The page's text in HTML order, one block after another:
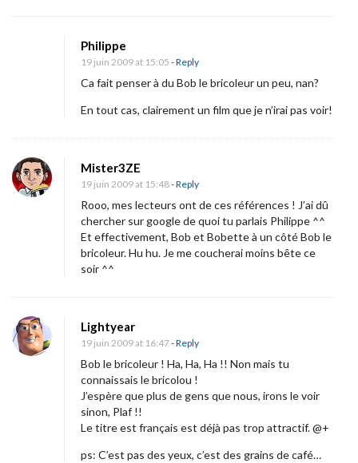
Philippe
19 juin 2009 at 15:05 - Reply
Ca fait penser à du Bob le bricoleur un peu, nan?
En tout cas, clairement un film que je n’irai pas voir!
Mister3ZE
19 juin 2009 at 15:48- Reply
Rooo, mes lecteurs ont de ces références ! J’ai dû
chercher sur google de quoi tu parlais Philippe ^^
Et effectivement, Bob et Bobette à un côté Bob le
bricoleur. Hu hu. Je me coucherai moins bête ce
soir ^^
Lightyear
19 juin 2009 at 16:47- Reply
Bob le bricoleur ! Ha, Ha, Ha !! Non mais tu
connaissais le bricolou !
J’espère que plus de gens que nous, irons le voir
sinon, Plaf !!
Le titre est français est déjà pas trop attractif. @+
ps: C’est pas des yeux, c’est des grains de café…